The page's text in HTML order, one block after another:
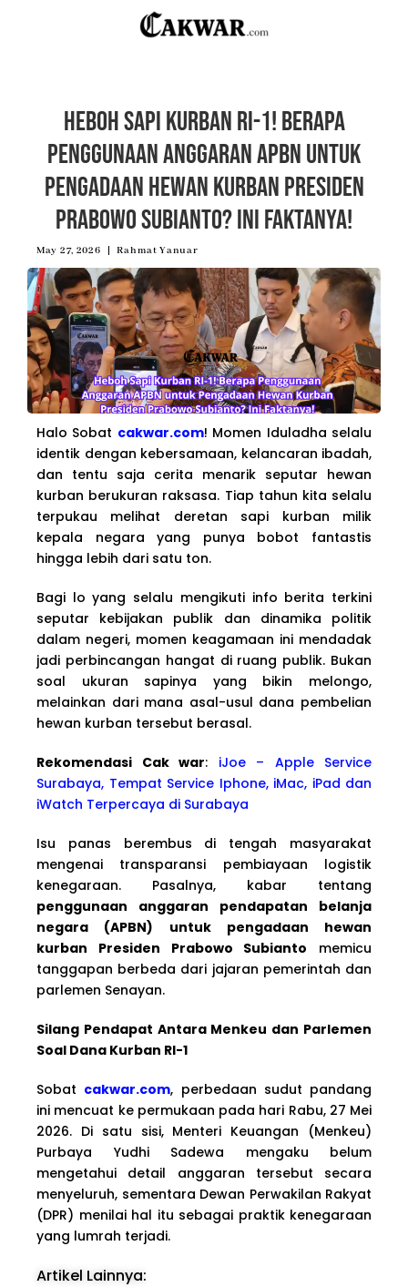
Heboh Sapi Kurban RI-1! Berapa
Penggunaan Anggaran APBN untuk
Pengadaan Hewan Kurban Presiden
Prabowo Subianto? Ini Faktanya!
May 27, 2026 Rahmat Yanuar
Halo Sobat cakwar.com! Momen Iduladha selalu
identik dengan kebersamaan, kelancaran ibadah,
dan tentu saja cerita menarik seputar hewan
kurban berukuran raksasa. Tiap tahun kita selalu
terpukau melihat deretan sapi kurban milik
kepala negara yang punya bobot fantastis
hingga lebih dari satu ton.
Bagi lo yang selalu mengikuti info berita terkini
seputar kebijakan publik dan dinamika politik
dalam negeri, momen keagamaan ini mendadak
jadi perbincangan hangat di ruang publik. Bukan
soal ukuran sapinya yang bikin melongo,
melainkan dari mana asal-usul dana pembelian
hewan kurban tersebut berasal.
Rekomendasi Cak war: iJoe – Apple Service
Surabaya, Tempat Service Iphone, iMac, iPad dan
iWatch Terpercaya di Surabaya
Isu panas berembus di tengah masyarakat
mengenai transparansi pembiayaan logistik
kenegaraan. Pasalnya, kabar tentang
penggunaan anggaran pendapatan belanja
negara (APBN) untuk pengadaan hewan
kurban Presiden Prabowo Subianto memicu
tanggapan berbeda dari jajaran pemerintah dan
parlemen Senayan.
Silang Pendapat Antara Menkeu dan Parlemen
Soal Dana Kurban RI-1
Sobat cakwar.com, perbedaan sudut pandang
ini mencuat ke permukaan pada hari Rabu, 27 Mei
2026. Di satu sisi, Menteri Keuangan (Menkeu)
Purbaya Yudhi Sadewa mengaku belum
mengetahui detail anggaran tersebut secara
menyeluruh, sementara Dewan Perwakilan Rakyat
(DPR) menilai hal itu sebagai praktik kenegaraan
yang lumrah terjadi.
Artikel Lainnya: